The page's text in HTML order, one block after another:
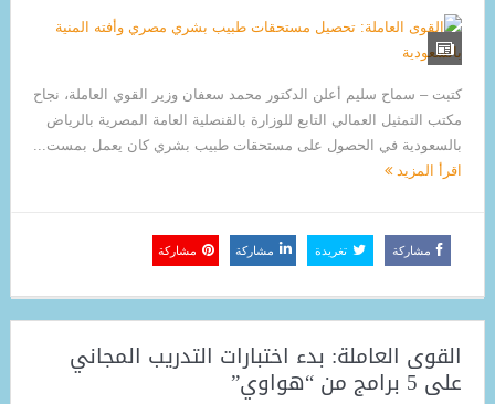
كتبت – سماح سليم أعلن الدكتور محمد سعفان وزير القوي العاملة، نجاح
مكتب التمثيل العمالي التابع للوزارة بالقنصلية العامة المصرية بالرياض
بالسعودية في الحصول على مستحقات طبيب بشري كان يعمل بمست...
اقرأ المزيد
مشاركة تغريدة مشاركة مشاركة
القوى العاملة: بدء اختبارات التدريب المجاني
على 5 برامج من “هواوي”